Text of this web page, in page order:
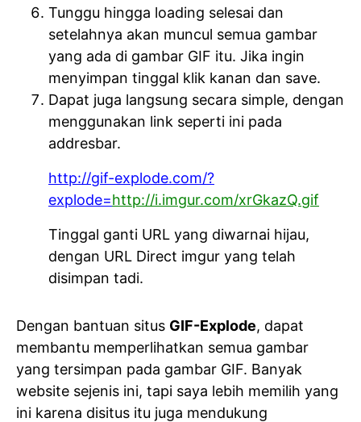
Tunggu hingga loading selesai dan
setelahnya akan muncul semua gambar
yang ada di gambar GIF itu. Jika ingin
menyimpan tinggal klik kanan dan save.
Dapat juga langsung secara simple, dengan
menggunakan link seperti ini pada
addresbar.
http://gif-explode.com/?
explode=http://i.imgur.com/xrGkazQ.gif
Tinggal ganti URL yang diwarnai hijau,
dengan URL Direct imgur yang telah
disimpan tadi.
Dengan bantuan situs GIF-Explode, dapat
membantu memperlihatkan semua gambar
yang tersimpan pada gambar GIF. Banyak
website sejenis ini, tapi saya lebih memilih yang
ini karena disitus itu juga mendukung